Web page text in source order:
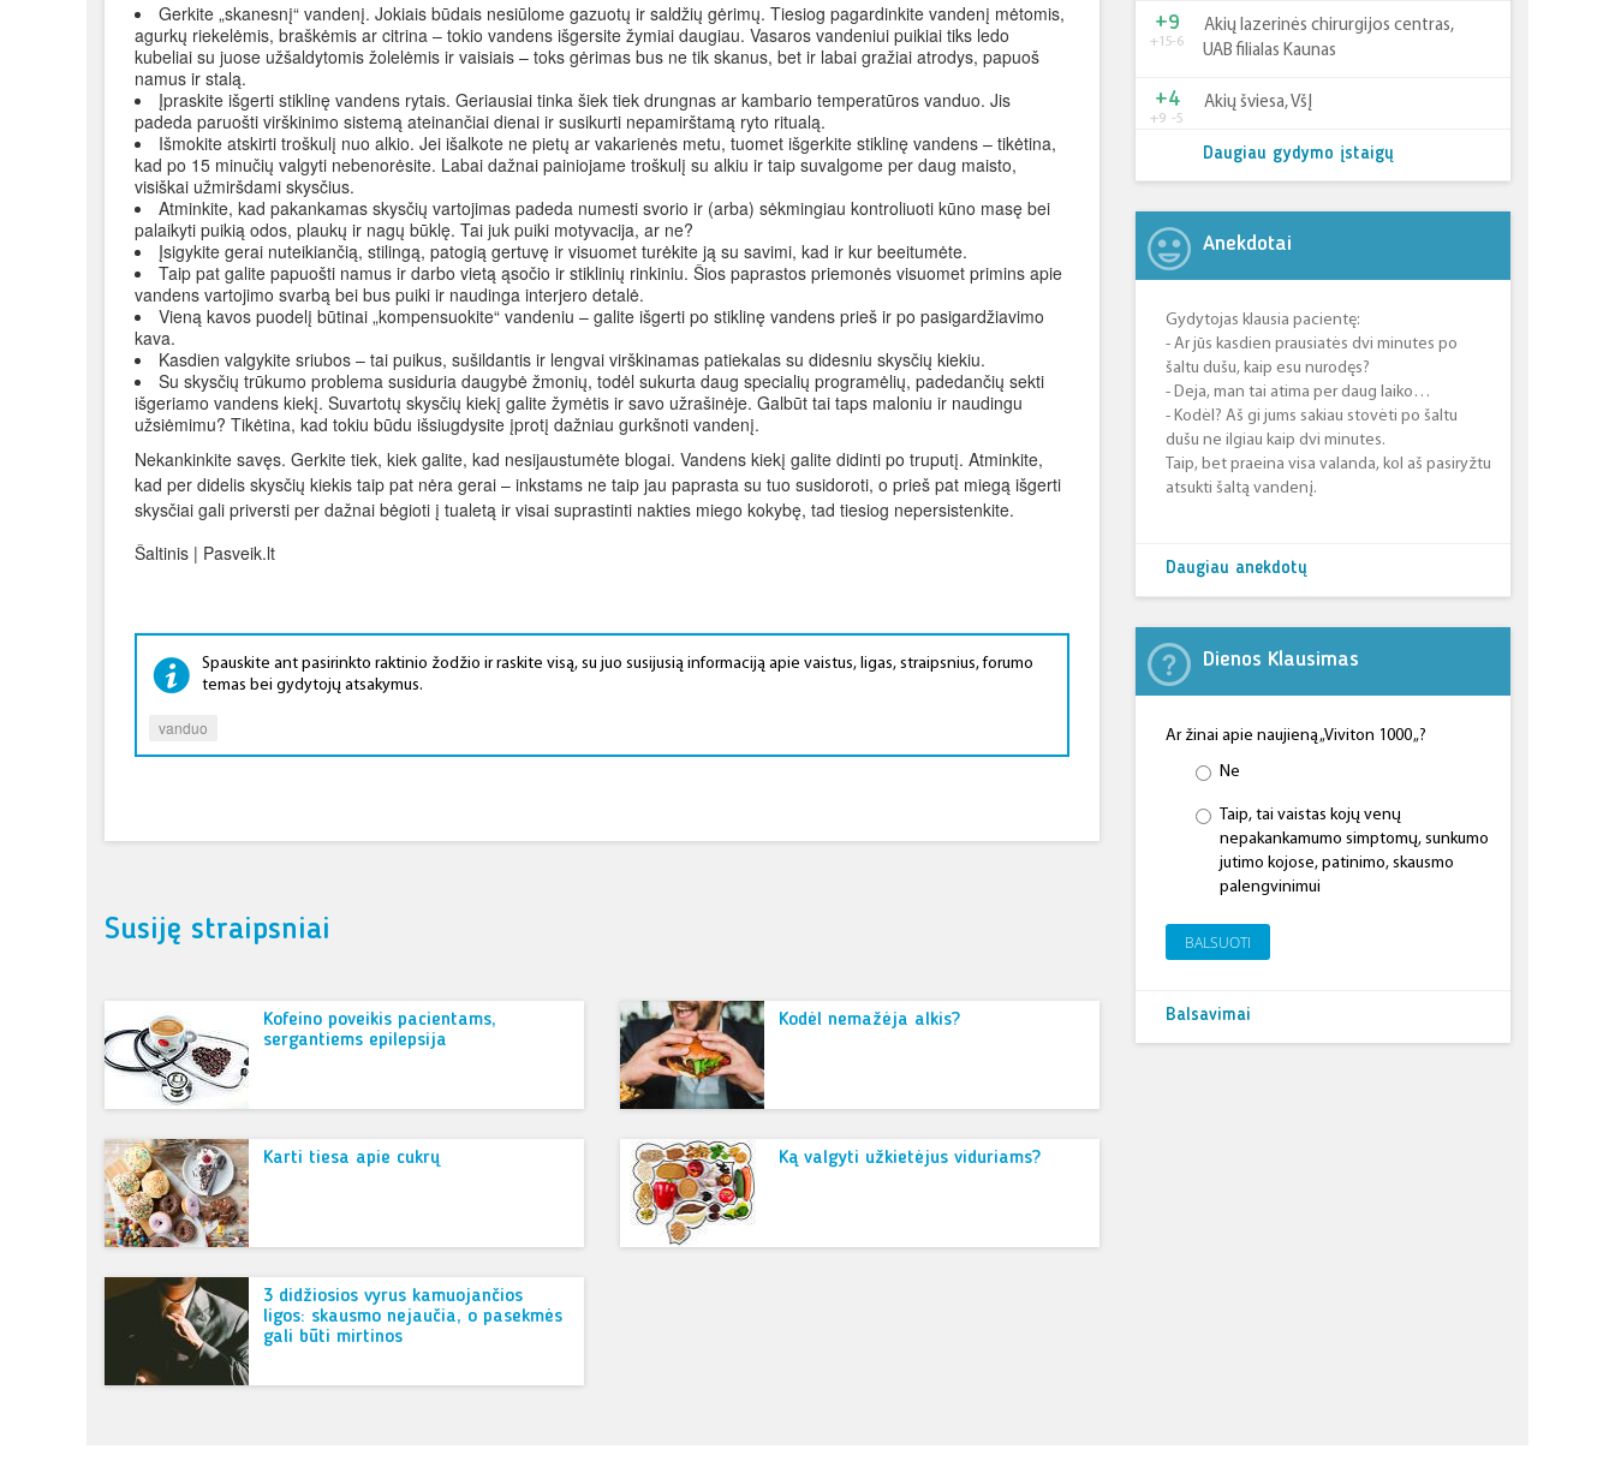
Gerkite „skanesnį“ vandenį. Jokiais būdais nesiūlome gazuotų ir saldžių gėrimų. Tiesiog pagardinkite vandenį mėtomis,
agurkų riekelėmis, braškėmis ar citrina – tokio vandens išgersite žymiai daugiau. Vasaros vandeniui puikiai tiks ledo
kubeliai su juose užšaldytomis žolelėmis ir vaisiais – toks gėrimas bus ne tik skanus, bet ir labai gražiai atrodys, papuoš
namus ir stalą.
Įpraskite išgerti stiklinę vandens rytais. Geriausiai tinka šiek tiek drungnas ar kambario temperatūros vanduo. Jis
padeda paruošti virškinimo sistemą ateinančiai dienai ir susikurti nepamirštamą ryto ritualą.
Išmokite atskirti troškulį nuo alkio. Jei išalkote ne pietų ar vakarienės metu, tuomet išgerkite stiklinę vandens – tikėtina,
kad po 15 minučių valgyti nebenorėsite. Labai dažnai painiojame troškulį su alkiu ir taip suvalgome per daug maisto,
visiškai užmiršdami skysčius.
Atminkite, kad pakankamas skysčių vartojimas padeda numesti svorio ir (arba) sėkmingiau kontroliuoti kūno masę bei
palaikyti puikią odos, plaukų ir nagų būklę. Tai juk puiki motyvacija, ar ne?
Įsigykite gerai nuteikiančią, stilingą, patogią gertuvę ir visuomet turėkite ją su savimi, kad ir kur beeitumėte.
Taip pat galite papuošti namus ir darbo vietą ąsočio ir stiklinių rinkiniu. Šios paprastos priemonės visuomet primins apie
vandens vartojimo svarbą bei bus puiki ir naudinga interjero detalė.
Vieną kavos puodelį būtinai „kompensuokite“ vandeniu – galite išgerti po stiklinę vandens prieš ir po pasigardžiavimo
kava.
Kasdien valgykite sriubos – tai puikus, sušildantis ir lengvai virškinamas patiekalas su didesniu skysčių kiekiu.
Su skysčių trūkumo problema susiduria daugybė žmonių, todėl sukurta daug specialių programėlių, padedančių sekti
išgeriamo vandens kiekį. Suvartotų skysčių kiekį galite žymėtis ir savo užrašinėje. Galbūt tai taps maloniu ir naudingu
užsiėmimu? Tikėtina, kad tokiu būdu išsiugdysite įprotį dažniau gurkšnoti vandenį.
Nekankinkite savęs. Gerkite tiek, kiek galite, kad nesijaustumėte blogai. Vandens kiekį galite didinti po truputį. Atminkite,
kad per didelis skysčių kiekis taip pat nėra gerai – inkstams ne taip jau paprasta su tuo susidoroti, o prieš pat miegą išgerti
skysčiai gali priversti per dažnai bėgioti į tualetą ir visai suprastinti nakties miego kokybę, tad tiesiog nepersistenkite.
Šaltinis | Pasveik.lt
Spauskite ant pasirinkto raktinio žodžio ir raskite visą, su juo susijusią informaciją apie vaistus, ligas, straipsnius, forumo
temas bei gydytojų atsakymus.
vanduo
Susiję straipsniai
Kofeino poveikis pacientams,
sergantiems epilepsija
Kodėl nemažėja alkis?
Karti tiesa apie cukrų Ką valgyti užkietėjus viduriams?
3 didžiosios vyrus kamuojančios
ligos: skausmo nejaučia, o pasekmės
gali būti mirtinos
+15-6
+9
Akių lazerinės chirurgijos centras,
UAB filialas Kaunas
+9 -5
+4 Akių šviesa, VšĮ
Daugiau gydymo įstaigų
Anekdotai
Gydytojas klausia pacientę:
- Ar jūs kasdien prausiatės dvi minutes po
šaltu dušu, kaip esu nurodęs?
- Deja, man tai atima per daug laiko…
- Kodėl? Aš gi jums sakiau stovėti po šaltu
dušu ne ilgiau kaip dvi minutes.
Taip, bet praeina visa valanda, kol aš pasiryžtu
atsukti šaltą vandenį.
Daugiau anekdotų
Dienos Klausimas
Ar žinai apie naujieną „Viviton 1000 „?
Ne
Taip, tai vaistas kojų venų
nepakankamumo simptomų, sunkumo
jutimo kojose, patinimo, skausmo
palengvinimui
BALSUOTI
Balsavimai